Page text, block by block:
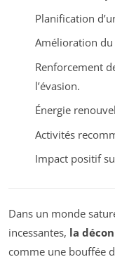
Planification
Amélioration du
Renforcement
l’évasion.
Énergie
Activités
Impact positif
Dans un monde
incessantes, la
comme une bouffée